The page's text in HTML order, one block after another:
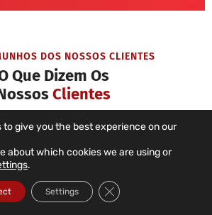
DOS NOSSOS CLIENTES
Que Dizem Os
Clientes
to give you the best experience on our
about which cookies we are using or
.
Settings Close GDPR Cookie